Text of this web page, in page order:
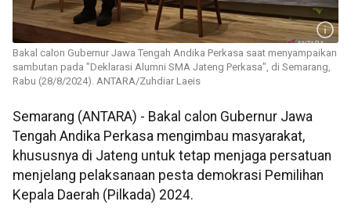
Bakal calon Gubernur Jawa Tengah Andika Perkasa saat menyampaikan
sambutan pada "Deklarasi Alumni SMA Jateng Perkasa", di Semarang,
Rabu (28/8/2024). ANTARA/Zuhdiar Laeis
Semarang (ANTARA) - Bakal calon Gubernur Jawa
Tengah Andika Perkasa mengimbau masyarakat,
khususnya di Jateng untuk tetap menjaga persatuan
menjelang pelaksanaan pesta demokrasi Pemilihan
Kepala Daerah (Pilkada) 2024.